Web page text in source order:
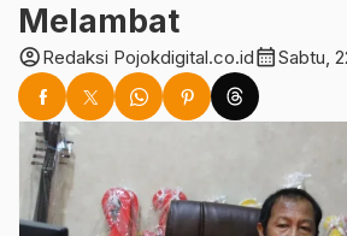
Melambat
account_circleRedaksi Pojokdigital.co.idcalendar_monthSabtu,